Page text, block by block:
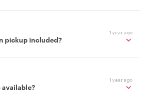
1 year ago
pickup included?
1 year ago